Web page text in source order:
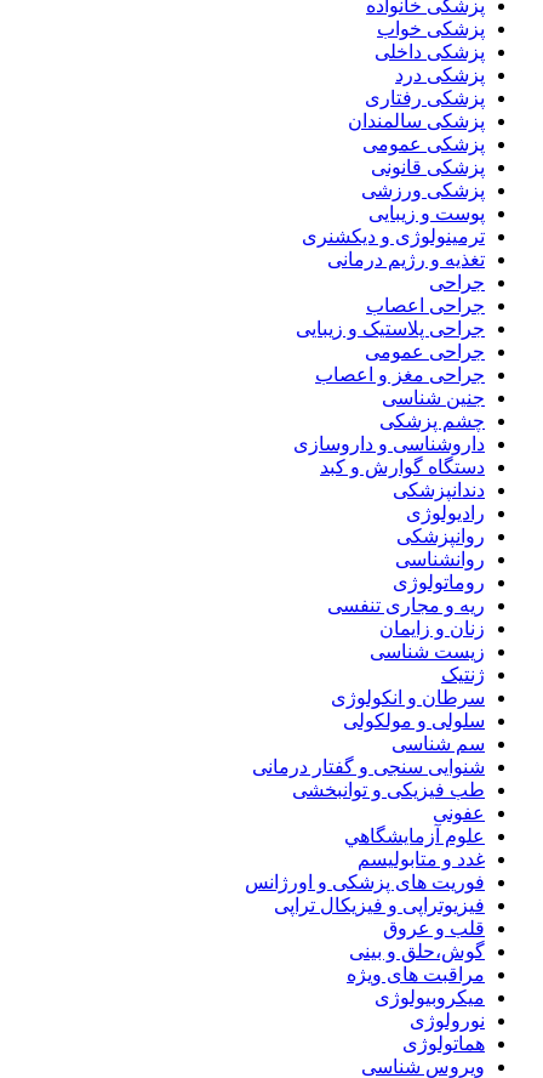
پزشکی خانواده
پزشکی خواب
پزشکی داخلی
پزشکی درد
پزشکی رفتاری
پزشکی سالمندان
پزشکی عمومی
پزشکی قانونی
پزشکی ورزشی
پوست و زیبایی
ترمینولوژی و دیکشنری
تغذیه و رژیم درمانی
جراحی
جراحی اعصاب
جراحی پلاستیک و زیبایی
جراحی عمومی
جراحی مغز و اعصاب
جنین شناسی
چشم پزشکی
داروشناسی و داروسازی
دستگاه گوارش و کبد
دندانپزشکی
رادیولوژی
روانپزشکی
روانشناسی
روماتولوژی
ریه و مجاری تنفسی
زنان و زایمان
زیست شناسی
ژنتیک
سرطان و انکولوژی
سلولی و مولکولی
سم شناسی
شنوایی سنجی و گفتار درمانی
طب فیزیکی و توانبخشی
عفونی
علوم آزمايشگاهي
غدد و متابولیسم
فوریت های پزشکی و اورژانس
فیزیوتراپی و فیزیکال تراپی
قلب و عروق
گوش،حلق و بینی
مراقبت های ویژه
میکروبیولوژی
نورولوژی
هماتولوژی
ویروس شناسی